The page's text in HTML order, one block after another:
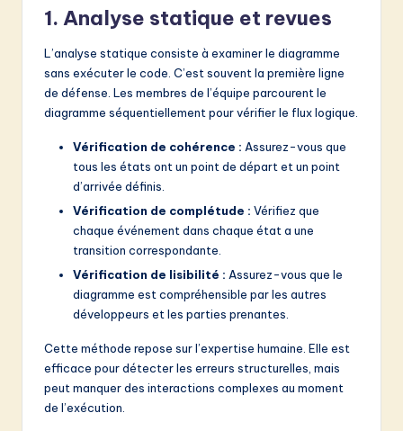
1. Analyse statique et revues
L’analyse statique consiste à examiner le diagramme
sans exécuter le code. C’est souvent la première ligne
de défense. Les membres de l’équipe parcourent le
diagramme séquentiellement pour vérifier le flux logique.
Vérification de cohérence : Assurez-vous que
tous les états ont un point de départ et un point
d’arrivée définis.
Vérification de complétude : Vérifiez que
chaque événement dans chaque état a une
transition correspondante.
Vérification de lisibilité : Assurez-vous que le
diagramme est compréhensible par les autres
développeurs et les parties prenantes.
Cette méthode repose sur l’expertise humaine. Elle est
efficace pour détecter les erreurs structurelles, mais
peut manquer des interactions complexes au moment
de l’exécution.